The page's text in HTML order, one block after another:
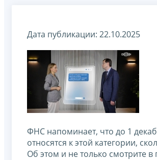
Дата публикации: 22.10.2025
ФНС напоминает, что до 1
относятся к этой категории,
Об этом и не только смотрите